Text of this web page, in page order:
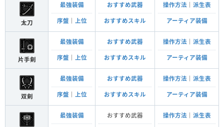
太刀
最強装備
序盤 上位
おすすめ武器
おすすめスキル
操作方法 派生表
アーティア装備
片手剣
最強装備
序盤 上位
おすすめ武器
おすすめスキル
操作方法 派生表
アーティア装備
双剣
最強装備
序盤 上位
おすすめ武器
おすすめスキル
操作方法 派生表
アーティア装備
最強装備 おすすめ武器 操作方法 派生表